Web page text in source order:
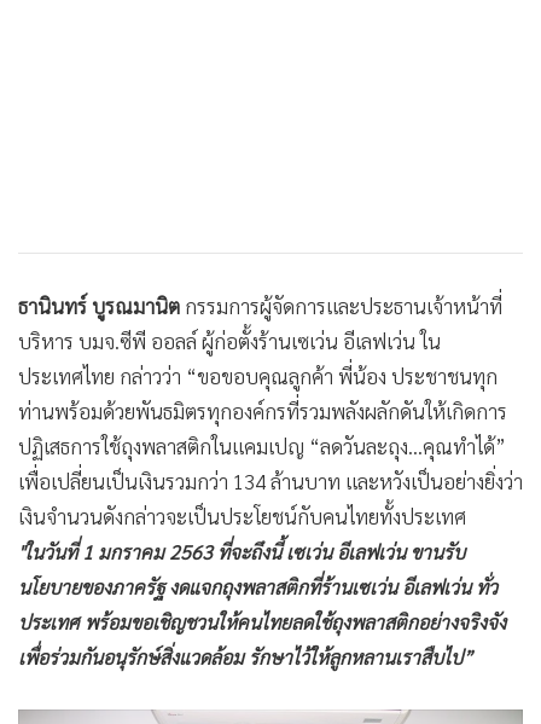
ธานินทร์ บูรณมานิต กรรมการผู้จัดการและประธานเจ้าหน้าที่
บริหาร บมจ.ซีพี ออลล์ ผู้ก่อตั้งร้านเซเว่น อีเลฟเว่น ใน
ประเทศไทย กล่าวว่า “ขอขอบคุณลูกค้า พี่น้อง ประชาชนทุก
ท่านพร้อมด้วยพันธมิตรทุกองค์กรที่รวมพลังผลักดันให้เกิดการ
ปฏิเสธการใช้ถุงพลาสติกในแคมเปญ “ลดวันละถุง...คุณทำได้”
เพื่อเปลี่ยนเป็นเงินรวมกว่า 134 ล้านบาท และหวังเป็นอย่างยิ่งว่า
เงินจำนวนดังกล่าวจะเป็นประโยชน์กับคนไทยทั้งประเทศ
"ในวันที่ 1 มกราคม 2563 ที่จะถึงนี้ เซเว่น อีเลฟเว่น ขานรับ
นโยบายของภาครัฐ งดแจกถุงพลาสติกที่ร้านเซเว่น อีเลฟเว่น ทั่ว
ประเทศ พร้อมขอเชิญชวนให้คนไทยลดใช้ถุงพลาสติกอย่างจริงจัง
เพื่อร่วมกันอนุรักษ์สิ่งแวดล้อม รักษาไว้ให้ลูกหลานเราสืบไป”